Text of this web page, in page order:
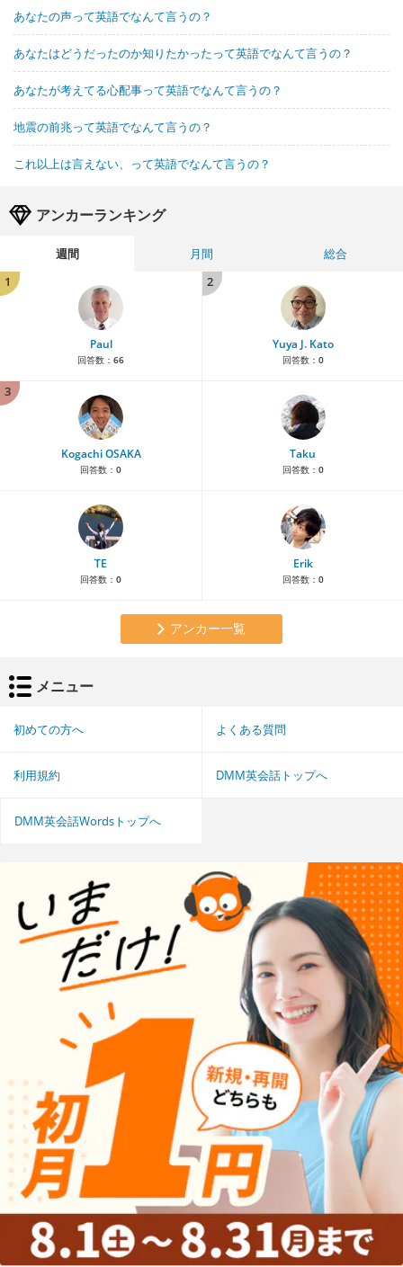
あなたの声って英語でなんて言うの？
あなたはどうだったのか知りたかったって英語でなんて言うの？
あなたが考えてる心配事って英語でなんて言うの？
地震の前兆って英語でなんて言うの？
これ以上は言えない、って英語でなんて言うの？
アンカーランキング
週間 月間
総合
1
Paul
回答数： 66
2
Yuya J. Kato
回答数： 0
3
Kogachi OSAKA
回答数： 0
Taku
回答数： 0
TE
回答数： 0
Erik
回答数： 0
アンカー一覧
メニュー
初めての方へ よくある質問
利用規約 DMM英会話トップへ
DMM英会話Wordsトップへ